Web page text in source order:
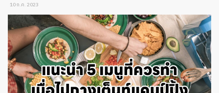
10 ก.ค. 2023